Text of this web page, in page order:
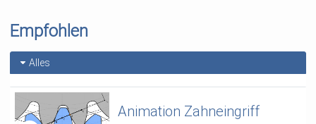
Empfohlen
Alles
Animation Zahneingriff